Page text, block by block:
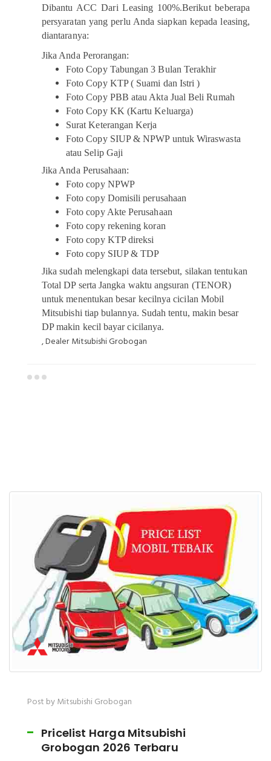
Dibantu ACC Dari Leasing 100%.Berikut beberapa
persyaratan yang perlu Anda siapkan kepada leasing,
diantaranya:
Jika Anda Perorangan:
Foto Copy Tabungan 3 Bulan Terakhir
Foto Copy KTP ( Suami dan Istri )
Foto Copy PBB atau Akta Jual Beli Rumah
Foto Copy KK (Kartu Keluarga)
Surat Keterangan Kerja
Foto Copy SIUP & NPWP untuk Wiraswasta
atau Selip Gaji
Jika Anda Perusahaan:
Foto copy NPWP
Foto copy Domisili perusahaan
Foto copy Akte Perusahaan
Foto copy rekening koran
Foto copy KTP direksi
Foto copy SIUP & TDP
Jika sudah melengkapi data tersebut, silakan tentukan
Total DP serta Jangka waktu angsuran (TENOR)
untuk menentukan besar kecilnya cicilan Mobil
Mitsubishi tiap bulannya. Sudah tentu, makin besar
DP makin kecil bayar cicilanya.
, Dealer Mitsubishi Grobogan
Post by Mitsubishi Grobogan
Pricelist Harga Mitsubishi
Grobogan 2026 Terbaru